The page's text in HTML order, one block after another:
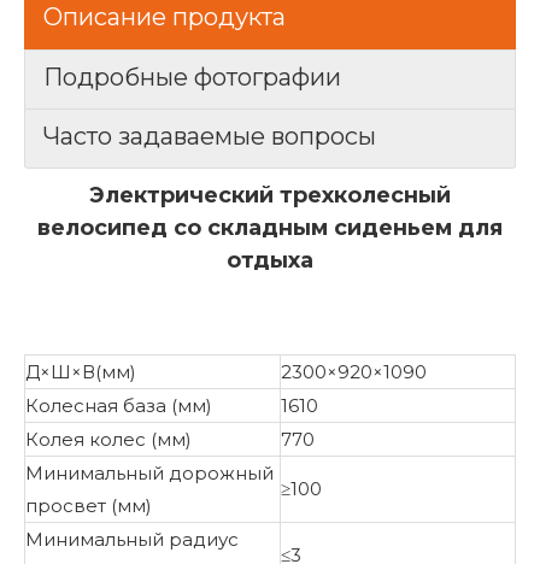
Описание продукта
Подробные фотографии
Часто задаваемые вопросы
Электрический трехколесный
велосипед со складным сиденьем для
отдыха
Д×Ш×В(мм)
2300×920×1090
Колесная база (мм)
1610
Колея колес (мм)
770
Минимальный дорожный
просвет (мм)
≥100
Минимальный радиус
≤3